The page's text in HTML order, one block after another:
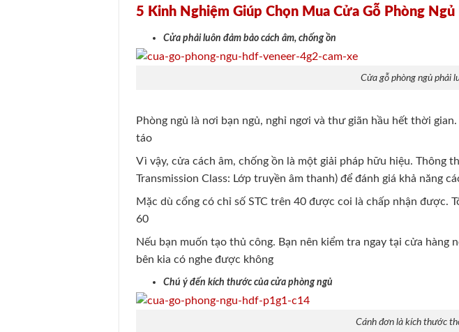
5 Kinh Nghiệm Giúp Chọn Mua Cửa Gỗ Phòng
Cửa phải luôn đảm bảo cách âm, chống ồn
Cửa gỗ phòng ngủ phải
Phòng ngủ là nơi bạn ngủ, nghỉ ngơi và thư giãn hầu hết thời
táo
Vì vậy, cửa cách âm, chống ồn là một giải pháp hữu hiệu. Thông
Transmission Class: Lớp truyền âm thanh) để đánh giá khả năng
Mặc dù cổng có chỉ số STC trên 40 được coi là chấp nhận được.
60
Nếu bạn muốn tạo thủ công. Bạn nên kiểm tra ngay tại cửa
bên kia có nghe được không
Chú ý đến kích thước của cửa phòng ngủ
Cánh đơn là kích thước